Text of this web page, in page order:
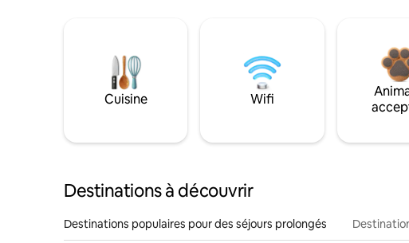
Cuisine Wifi
Destinations à découvrir
Destinations populaires pour des séjours prolongés